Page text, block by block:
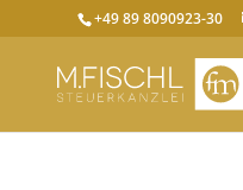
+49 89 8090923-30